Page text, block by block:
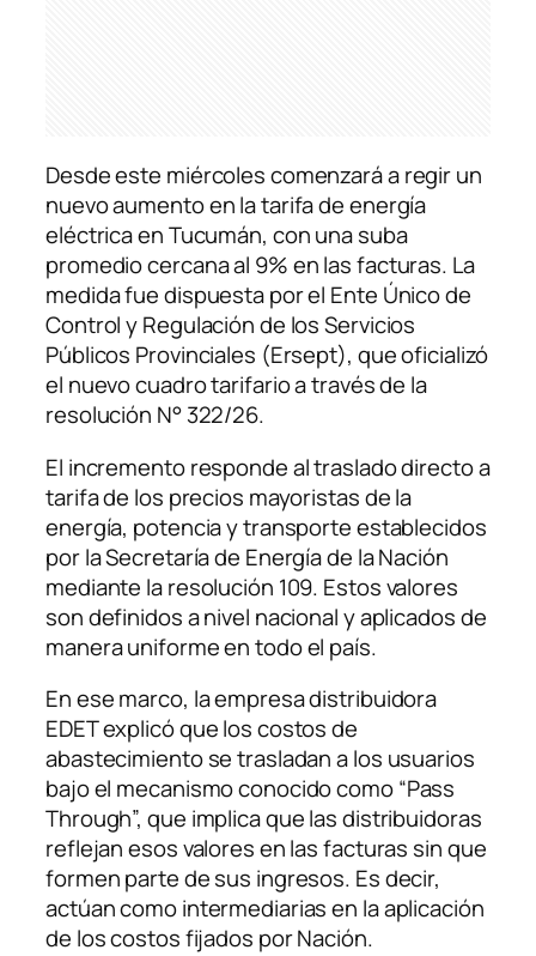
Desde este miércoles comenzará a regir un
nuevo aumento en la tarifa de energía
eléctrica en Tucumán, con una suba
promedio cercana al 9% en las facturas. La
medida fue dispuesta por el Ente Único de
Control y Regulación de los Servicios
Públicos Provinciales (Ersept), que oficializó
el nuevo cuadro tarifario a través de la
resolución N° 322/26.
El incremento responde al traslado directo a
tarifa de los precios mayoristas de la
energía, potencia y transporte establecidos
por la Secretaría de Energía de la Nación
mediante la resolución 109. Estos valores
son definidos a nivel nacional y aplicados de
manera uniforme en todo el país.
En ese marco, la empresa distribuidora
EDET explicó que los costos de
abastecimiento se trasladan a los usuarios
bajo el mecanismo conocido como “Pass
Through”, que implica que las distribuidoras
reflejan esos valores en las facturas sin que
formen parte de sus ingresos. Es decir,
actúan como intermediarias en la aplicación
de los costos fijados por Nación.